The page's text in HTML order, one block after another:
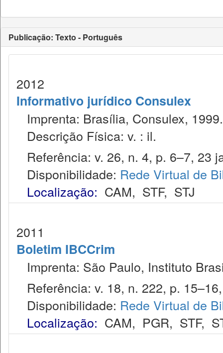
Publicação: Texto - Português
2012
Informativo jurídico Consulex
Imprenta: Brasília, Consulex, 1999.
Descrição Física: v. : il.
Referência: v. 26, n. 4, p. 6–7, 23
Disponibilidade: Rede Virtual de
Localização: CAM, STF, STJ
2011
Boletim IBCCrim
Imprenta: São Paulo, Instituto
Referência: v. 18, n. 222, p.
Disponibilidade: Rede Virtual de
Localização: CAM, PGR, STF,